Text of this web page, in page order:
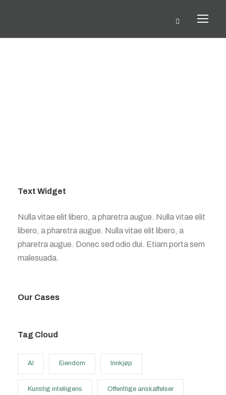
Text Widget
Nulla vitae elit libero, a pharetra augue. Nulla vitae elit
libero, a pharetra augue. Nulla vitae elit libero, a
pharetra augue. Donec sed odio dui. Etiam porta sem
malesuada.
Our Cases
Tag Cloud
AI Eiendom Innkjøp
Kunstig intelligens Offentlige anskaffelser